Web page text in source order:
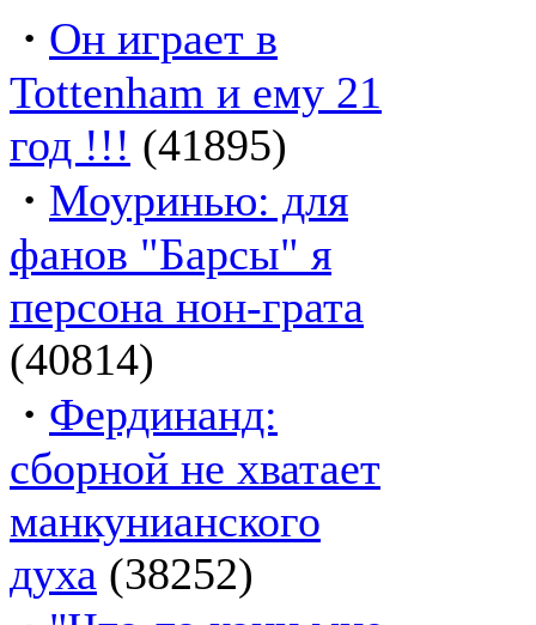
· Он играет в
Tottenham и ему 21
год !!! (41895)
· Моуринью: для
фанов "Барсы" я
персона нон-грата
(40814)
· Фердинанд:
сборной не хватает
манкунианского
духа (38252)